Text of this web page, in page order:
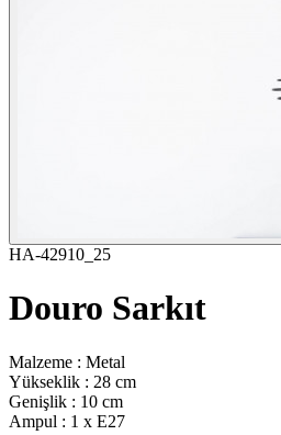
HA-42910_25
Douro Sarkıt
Malzeme : Metal
Yükseklik : 28 cm
Genişlik : 10 cm
Ampul : 1 x E27